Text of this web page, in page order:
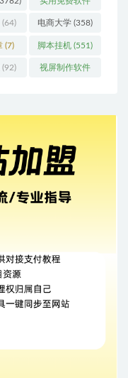
(415)
(64) 电商大学 (358)
(7) 脚本挂机 (551)
(92) 视屏制作软件